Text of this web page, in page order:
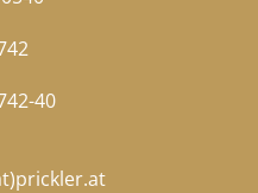
40
prickler.at